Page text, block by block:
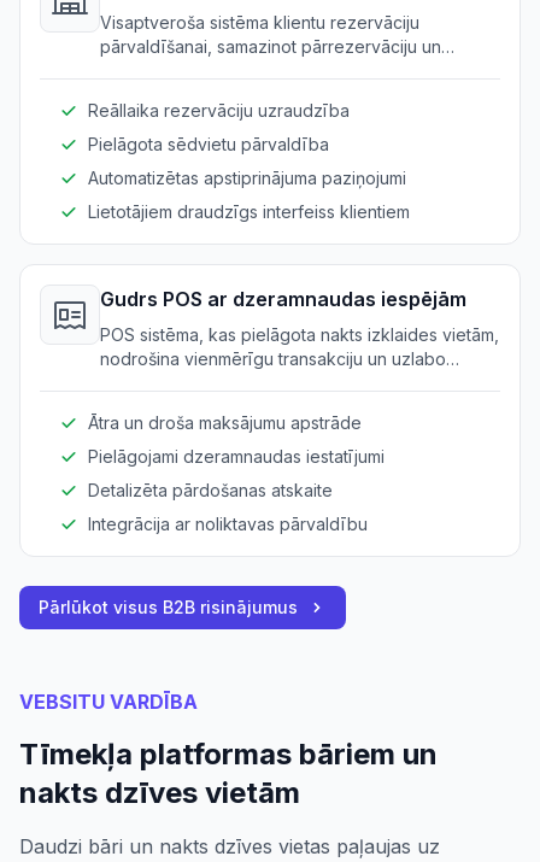
Visaptveroša sistēma klientu rezervāciju
pārvaldīšanai, samazinot pārrezervāciju un
Reāllaika rezervāciju uzraudzība
Pielāgota sēdvietu pārvaldība
Automatizētas apstiprinājuma paziņojumi
Lietotājiem draudzīgs interfeiss klientiem
Gudrs POS ar dzeramnaudas iespējām
POS sistēma, kas pielāgota nakts izklaides vietām,
nodrošina vienmērīgu transakciju un uzlabo
Ātra un droša maksājumu apstrāde
Pielāgojami dzeramnaudas iestatījumi
Detalizēta pārdošanas atskaite
Integrācija ar noliktavas pārvaldību
Pārlūkot visus B2B risinājumus
VEBSITU VARDĪBA
Tīmekļa platformas bāriem un
nakts dzīves vietām
Daudzi bāri un nakts dzīves vietas paļaujas uz